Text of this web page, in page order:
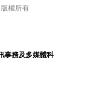
權所有
事務及多媒體科